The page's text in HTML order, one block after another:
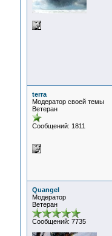
terra
Модератор своей темы
Ветеран
Сообщений: 1811
Quangel
Модератор
Ветеран
Сообщений: 7735